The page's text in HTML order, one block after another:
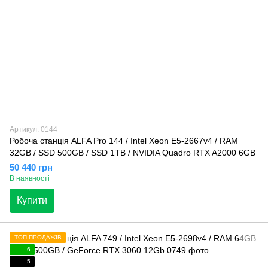
Артикул: 0144
Робоча станція ALFA Pro 144 / Intel Xeon E5-2667v4 / RAM
32GB / SSD 500GB / SSD 1TB / NVIDIA Quadro RTX A2000 6GB
50 440 грн
В наявності
Купити
ТОП ПРОДАЖІВ
6
5